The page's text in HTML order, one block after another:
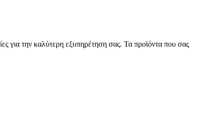
για την καλύτερη εξυπηρέτηση σας. Τα προϊόντα που σας